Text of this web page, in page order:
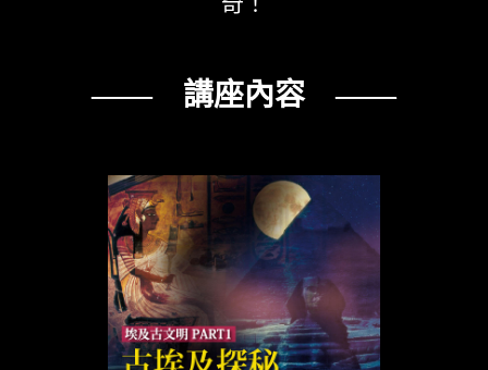
—— 講座內容 ——